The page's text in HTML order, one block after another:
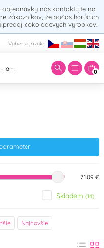
nás kontaktujte na
zákazníkov, že počas horúcich
predaj čokoládových výrobkov.
Vyberte jazyk:
nám 0
71.09 €
Skladem (14)
Najnovšie